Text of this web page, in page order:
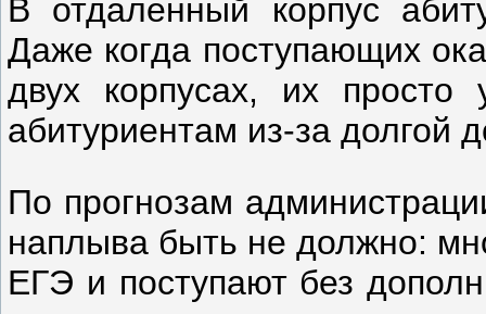
В отдаленный корпус
Даже когда поступающих
двух корпусах, их просто
абитуриентам из-за долгой
По прогнозам
наплыва быть не должно:
ЕГЭ и поступают без